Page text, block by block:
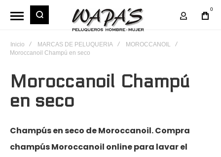
Mi
0
Inicio MARCAS DE PELUQUERIA
MOROCCANOIL
Moroccanoil Champú en seco
Moroccanoil Champú
en seco
Champús en seco de Moroccanoil. Compra
champús Moroccanoil online para lavar el